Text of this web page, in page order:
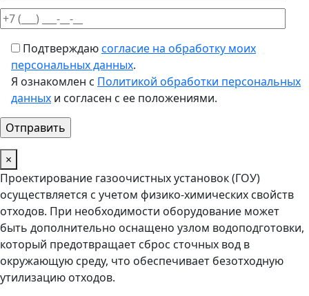
Подтверждаюсогласие на обработку моих
персональных данных.
Я ознакомлен с Политикой обработки персональных
данных и согласен с ее положениями.
×
Проектирование газоочистных установок (ГОУ)
осуществляется с учетом физико-химических свойств
отходов. При необходимости оборудование может
быть дополнительно оснащено узлом водоподготовки,
который предотвращает сброс сточных вод в
окружающую среду, что обеспечивает безотходную
утилизацию отходов.